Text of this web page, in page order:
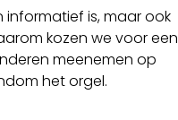
informatief is, maar ook
kozen we voor een
meenemen op
het orgel.